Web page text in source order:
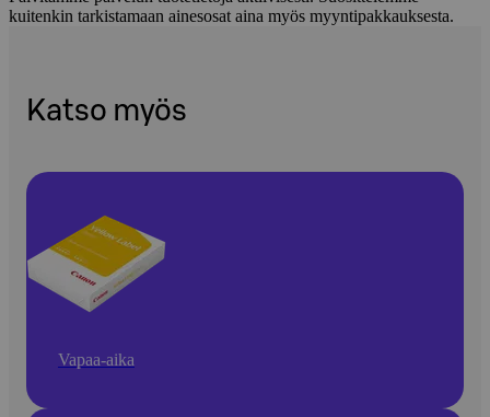
kuitenkin tarkistamaan ainesosat aina myös myyntipakkauksesta.
Katso myös
Vapaa-aika